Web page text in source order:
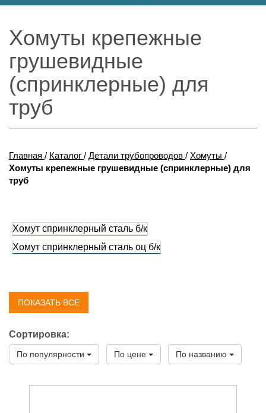
Хомуты крепежные
грушевидные
(спринклерные) для
труб
Главная / Каталог / Детали трубопроводов / Хомуты /
Хомуты крепежные грушевидные (спринклерные) для
труб
Хомут спринклерный сталь б/к
Хомут спринклерный сталь оц б/к
ПОКАЗАТЬ ВСЕ
Сортировка:
По популярности По цене По названию